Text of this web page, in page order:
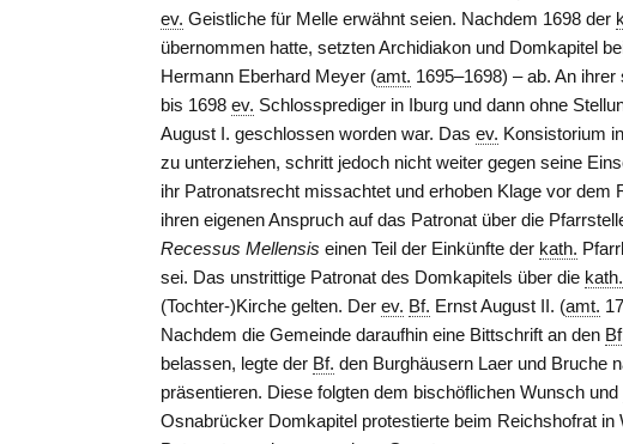
ev. Geistliche für Melle erwähnt seien. Nachdem 1698 der
übernommen hatte, setzten Archidiakon und Domkapitel
Hermann Eberhard Meyer (amt. 1695–1698) – ab. An ihrer
bis 1698ev. Schlossprediger in Iburg und dann ohne
August I. geschlossen worden war. Dasev. Konsistorium
zu unterziehen, schritt jedoch nicht weiter gegen seine
ihr Patronatsrecht missachtet und erhoben Klage vor
ihren eigenen Anspruch auf das Patronat über die
Recessus Mellensis einen Teil der Einkünfte der kath.
sei. Das unstrittige Patronat des Domkapitels über die kath.
(Tochter-)Kirche gelten. Derev. Bf. Ernst August II. (amt.
Nachdem die Gemeinde daraufhin eine Bittschrift an den
belassen, legte der Bf. den Burghäusern Laer und Bruche
präsentieren. Diese folgten dem bischöflichen Wunsch und
Osnabrücker Domkapitel protestierte beim Reichshofrat